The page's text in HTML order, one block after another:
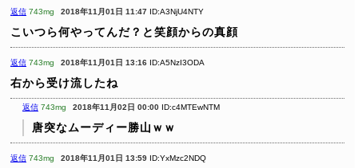
返信 743mg 2018年11月01日 11:47 ID:A3NjU4NTY
こいつら何やってんだ？と笑顔からの真顔
返信 743mg 2018年11月01日 13:16 ID:A5NzI3ODA
右から受け流したね
返信 743mg 2018年11月02日 00:00 ID:c4MTEwNTM
唐突なムーディー勝山ｗｗ
返信 743mg 2018年11月01日 13:59 ID:YxMzc2NDQ